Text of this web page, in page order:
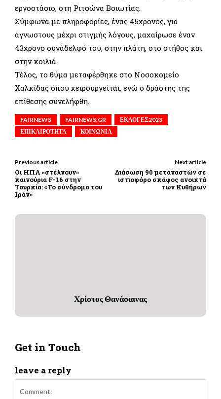
εργοστάσιο, στη Ριτσώνα Βοιωτίας.
Σύμφωνα με πληροφορίες, ένας 45χρονος, για
άγνωστους μέχρι στιγμής λόγους, μαχαίρωσε έναν
43χρονο συνάδελφό του, στην πλάτη, στο στήθος και
στην κοιλιά.
Τέλος, το θύμα μεταφέρθηκε στο Νοσοκομείο
Χαλκίδας όπου χειρουργείται, ενώ ο δράστης της
επίθεσης συνελήφθη.
FAIRNEWS FAIRNEWS.GR
ΕΚΛΟΓΕΣ2023
ΕΠΙΚΑΙΡΟΤΗΤΑ
ΚΟΙΝΩΝΙΑ
Previous article
Οι ΗΠΑ «στέλνουν»
καινούρια F-16 στην
Τουρκία: «Το σύνδρομο του
Ιράν»
Next article
Διάσωση 90 μεταναστών σε
ιστιοφόρο σκάφος ανοιχτά
των Κυθήρων
Χρίστος Θανάσαινας
Get in Touch
leave a reply